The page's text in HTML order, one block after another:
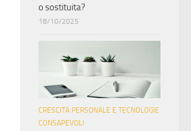
o sostituita?
18/10/2025
CRESCITA PERSONALE E TECNOLOGIE
CONSAPEVOLI